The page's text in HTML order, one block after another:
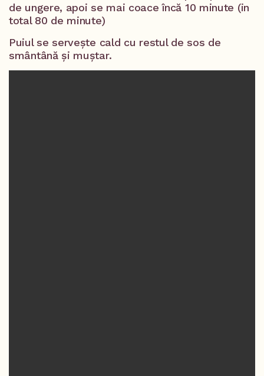
de ungere, apoi se mai coace încă 10 minute (in
total 80 de minute)
Puiul se servește cald cu restul de sos de
smântână și muștar.